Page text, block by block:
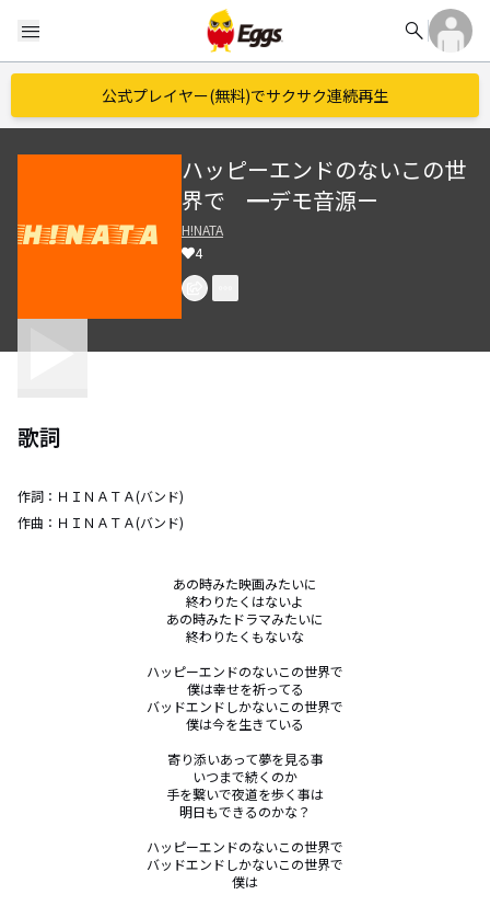
menu search
公式プレイヤー(無料)でサクサク連続再生
ハッピーエンドのないこの世
界で ━デモ音源ー
H!NATA
4
歌詞
作詞： ＨＩＮＡＴＡ(バンド)
作曲： ＨＩＮＡＴＡ(バンド)
あの時みた映画みたいに
終わりたくはないよ
あの時みたドラマみたいに
終わりたくもないな
ハッピーエンドのないこの世界で
僕は幸せを祈ってる
バッドエンドしかないこの世界で
僕は今を生きている
寄り添いあって夢を見る事
いつまで続くのか
手を繋いで夜道を歩く事は
明日もできるのかな？
ハッピーエンドのないこの世界で
バッドエンドしかないこの世界で
僕は